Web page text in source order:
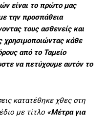
είναι το πρώτο μας
την προσπάθεια
τους ασθενείς και
χρησιμοποιώντας κάθε
από το Ταμείο
να πετύχουμε αυτόν το
κατατέθηκε χθες στη
με τίτλο «Μέτρα για